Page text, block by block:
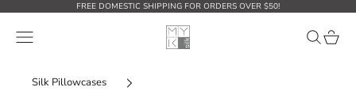
FREE DOMESTIC SHIPPING FOR ORDERS OVER $50!
MYK Silk
Abrir menú de navegación AbrirAbrir
Silk Pillowcases